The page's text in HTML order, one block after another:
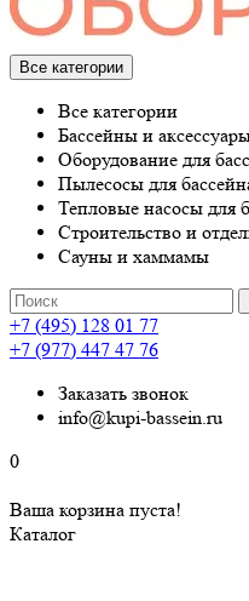
Все категории
Все категории
Бассейны и
Оборудование для
Пылесосы для
Тепловые насосы для
Строительство и
Сауны и хаммамы
+7 (495) 128 01 77
+7 (977) 447 47 76
Заказать звонок
info@kupi-bassein.ru
0
Ваша корзина пуста!
Каталог